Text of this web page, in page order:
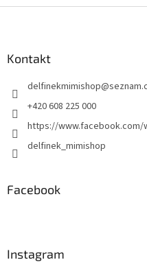
Kontakt
delfinekmimishop@
+420 608 225 000
https://
delfinek_mimishop
Facebook
Instagram